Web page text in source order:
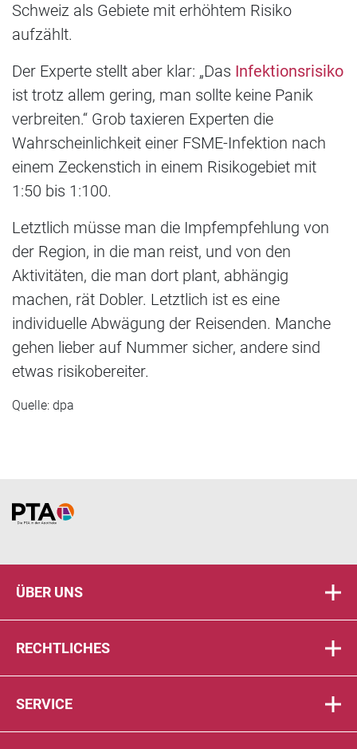
Schweiz als Gebiete mit erhöhtem Risiko
aufzählt.
Der Experte stellt aber klar: „Das Infektionsrisiko
ist trotz allem gering, man sollte keine Panik
verbreiten.“ Grob taxieren Experten die
Wahrscheinlichkeit einer FSME-Infektion nach
einem Zeckenstich in einem Risikogebiet mit
1:50 bis 1:100.
Letztlich müsse man die Impfempfehlung von
der Region, in die man reist, und von den
Aktivitäten, die man dort plant, abhängig
machen, rät Dobler. Letztlich ist es eine
individuelle Abwägung der Reisenden. Manche
gehen lieber auf Nummer sicher, andere sind
etwas risikobereiter.
Quelle: dpa
Home
ÜBER UNS
RECHTLICHES
SERVICE